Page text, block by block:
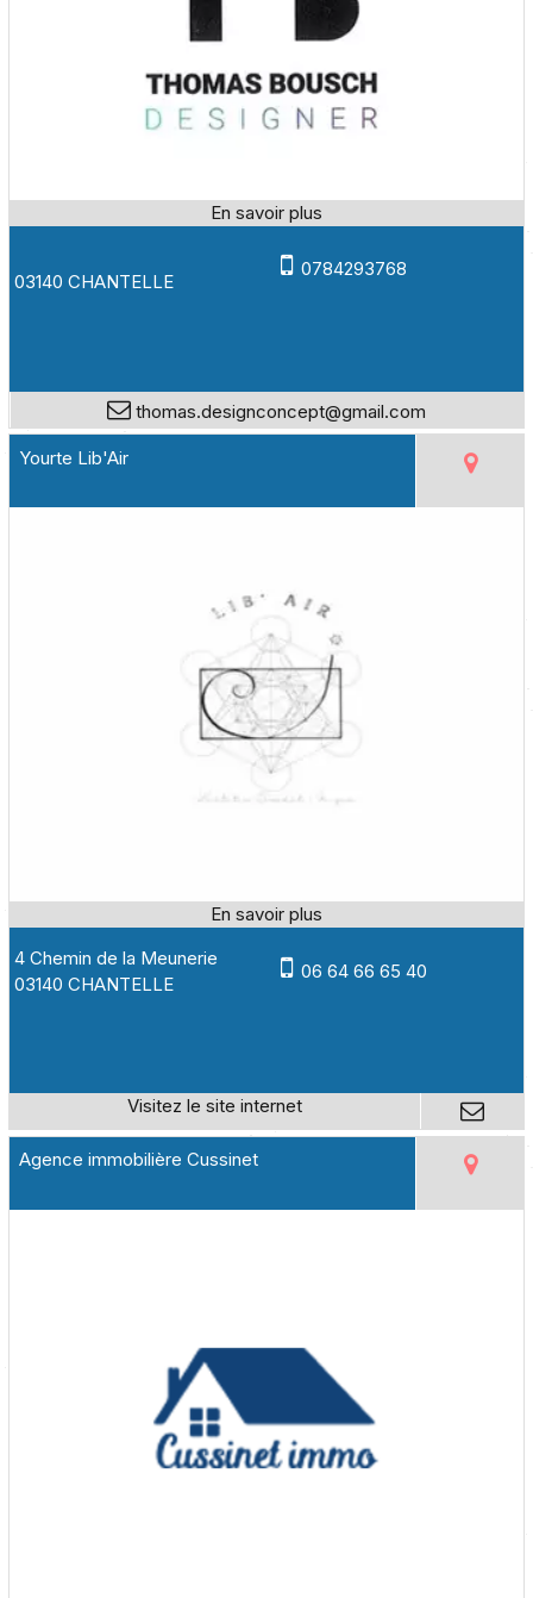
03140 CHANTELLE
0784293768
thomas.designconcept@gmail.com
Yourte Lib'Air
4 Chemin de la Meunerie
03140 CHANTELLE
06 64 66 65 40
Agence immobilière Cussinet